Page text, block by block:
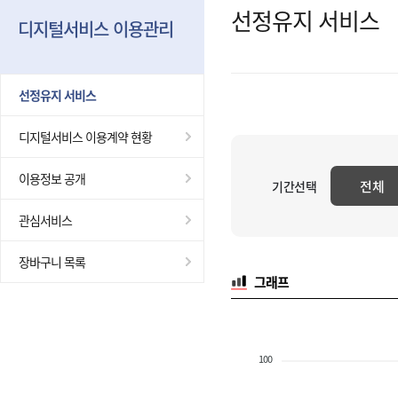
디지털서비스 이용관리
선정유지 서비스
디지털서비스 이용계약 현황
이용정보 공개
관심서비스
장바구니 목록
선정유지 서비스
기간선택 전체
그래프
100